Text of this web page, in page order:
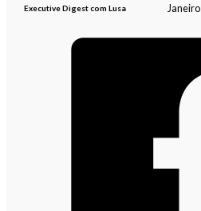
Executive Digest com Lusa